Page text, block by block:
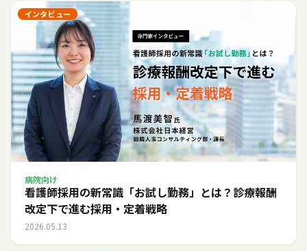
インタビュー
病院向け
看護師採用の新常識「お試し勤務」とは？診療報酬
改定下で進む採用・定着戦略
2026.05.13